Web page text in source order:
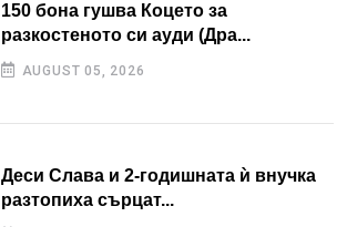
150 бона гушва Коцето за
разкостеното си ауди (Дра...
AUGUST 05, 2026
Деси Слава и 2-годишната ѝ внучка
разтопиха сърцат...